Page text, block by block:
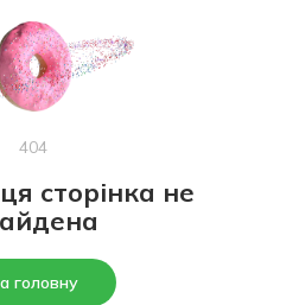
404
сторінка не
головну